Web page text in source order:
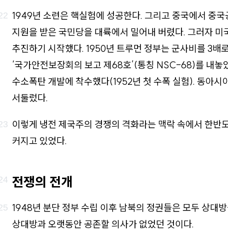
1949년 소련은 핵실험에 성공한다. 그리고 중국에서 중
지원을 받은 국민당을 대륙에서 밀어내 버렸다. 그러자
추진하기 시작했다. 1950년 트루먼 정부는 군사비를 3배
‘국가안전보장회의 보고 제68호’(통칭 NSC-68)를 내놓
수소폭탄 개발에 착수했다(1952년 첫 수폭 실험). 동아시
서둘렀다.
이렇게 냉전 제국주의 경쟁의 격화라는 맥락 속에서 한반
커지고 있었다.
전쟁의 전개
1948년 분단 정부 수립 이후 남북의 정권들은 모두 상대
상대방과 오랫동안 공존할 의사가 없었던 것이다.